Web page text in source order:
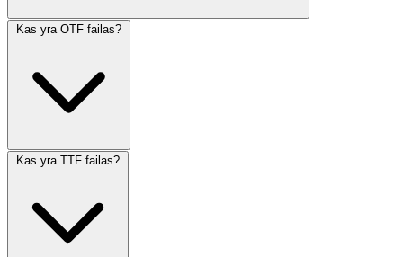
Kas yra OTF failas?
Kas yra TTF failas?